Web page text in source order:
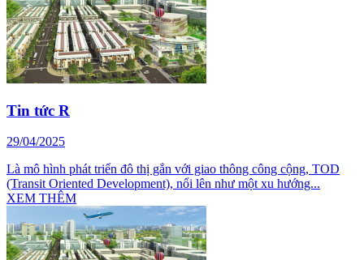
Tin tức R
29/04/2025
Là mô hình phát triển đô thị gắn với giao thông công cộng, TOD
(Transit Oriented Development), nổi lên như một xu hướng...
XEM THÊM